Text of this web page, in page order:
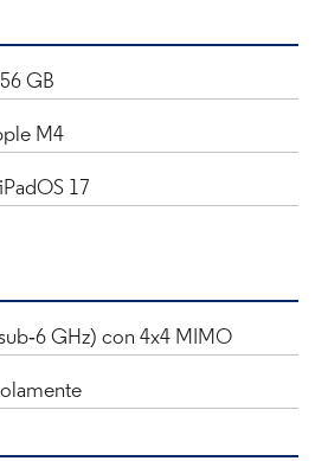
GB
M4
iPadOS 17
GHz) con 4x4 MIMO